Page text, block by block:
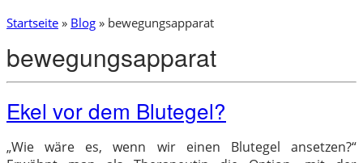
Startseite » Blog » bewegungsapparat
bewegungsapparat
Ekel vor dem Blutegel?
„Wie wäre es, wenn wir einen Blutegel ansetzen?“